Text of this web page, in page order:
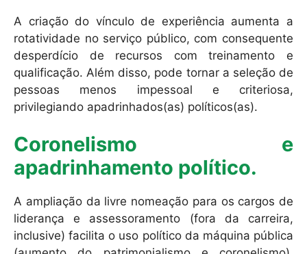
A criação do vínculo de experiência aumenta a
rotatividade no serviço público, com consequente
desperdício de recursos com treinamento e
qualificação. Além disso, pode tornar a seleção de
pessoas menos impessoal e criteriosa,
privilegiando apadrinhados(as) políticos(as).
Coronelismo e
apadrinhamento político.
A ampliação da livre nomeação para os cargos de
liderança e assessoramento (fora da carreira,
inclusive) facilita o uso político da máquina pública